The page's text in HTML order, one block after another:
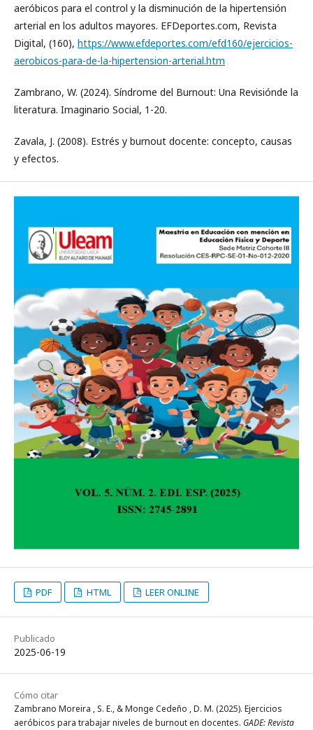
aeróbicos para el control y la disminución de la hipertensión
arterial en los adultos mayores. EFDeportes.com, Revista
Digital, (160), https://www.efdeportes.com/efd160/ejercicios-
aerobicos-para-de-la-hipertension-arterial.htm
Zambrano, W. (2024). Síndrome del Burnout: Una Revisiónde la
literatura. Imaginario Social, 1-20.
Zavala, J. (2008). Estrés y burnout docente: concepto, causas
y efectos.
PDF HTML LEER ONLINE
Publicado
2025-06-19
Cómo citar
Zambrano Moreira , S. E., & Monge Cedeño , D. M. (2025). Ejercicios
aeróbicos para trabajar niveles de burnout en docentes. GADE: Revista